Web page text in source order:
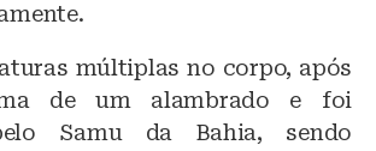
múltiplas no corpo, após
de um alambrado e foi
Samu da Bahia, sendo